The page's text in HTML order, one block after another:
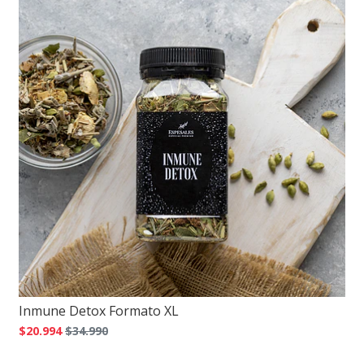
Inmune Detox Formato XL
$20.994 $34.990